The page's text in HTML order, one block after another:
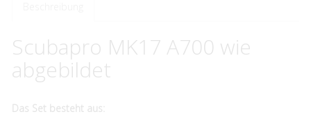
Scubapro MK17 A700 wie
abgebildet
Das Set besteht aus: